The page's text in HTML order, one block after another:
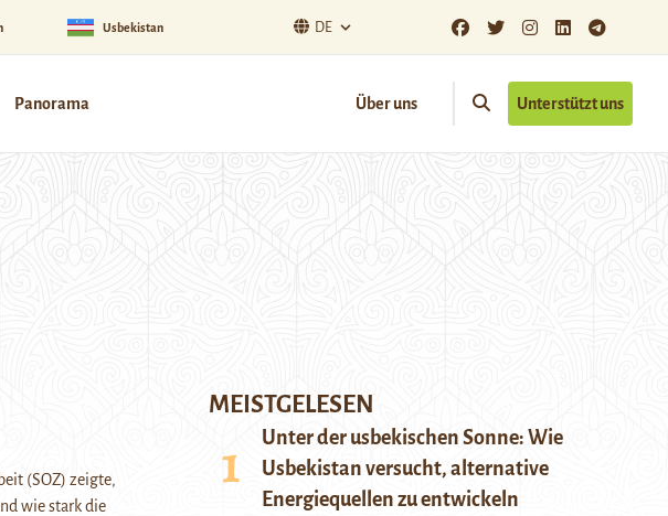
Usbekistan DE
Panorama Über uns Unterstützt uns
(SOZ) zeigte,
wie stark die
MEISTGELESEN
Unter der usbekischen Sonne: Wie
Usbekistan versucht, alternative
Energiequellen zu entwickeln